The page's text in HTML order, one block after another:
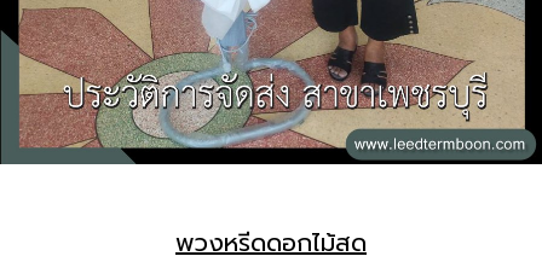
พวงหรีดดอกไม้สด